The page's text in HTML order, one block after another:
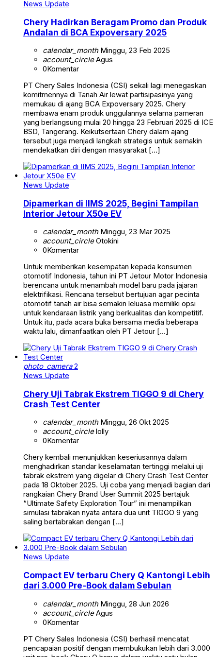
News Update
Chery Hadirkan Beragam Promo dan Produk
Andalan di BCA Expoversary 2025
calendar_monthMinggu, 23 Feb 2025
account_circleAgus
0Komentar
PT Chery Sales Indonesia (CSI) sekali lagi menegaskan
komitmennya di Tanah Air lewat partisipasinya yang
memukau di ajang BCA Expoversary 2025. Chery
membawa enam produk unggulannya selama pameran
yang berlangsung mulai 20 hingga 23 Februari 2025 di ICE
BSD, Tangerang. Keikutsertaan Chery dalam ajang
tersebut juga menjadi langkah strategis untuk semakin
mendekatkan diri dengan masyarakat […]
News Update
Dipamerkan di IIMS 2025, Begini Tampilan
Interior Jetour X50e EV
calendar_monthMinggu, 23 Mar 2025
account_circleOtokini
0Komentar
Untuk memberikan kesempatan kepada konsumen
otomotif Indonesia, tahun ini PT Jetour Motor Indonesia
berencana untuk menambah model baru pada jajaran
elektrifikasi. Rencana tersebut bertujuan agar pecinta
otomotif tanah air bisa semakin leluasa memiliki opsi
untuk kendaraan listrik yang berkualitas dan kompetitif.
Untuk itu, pada acara buka bersama media beberapa
waktu lalu, dimanfaatkan oleh PT Jetour […]
photo_camera2
News Update
Chery Uji Tabrak Ekstrem TIGGO 9 di Chery
Crash Test Center
calendar_monthMinggu, 26 Okt 2025
account_circlelolly
0Komentar
Chery kembali menunjukkan keseriusannya dalam
menghadirkan standar keselamatan tertinggi melalui uji
tabrak ekstrem yang digelar di Chery Crash Test Center
pada 18 Oktober 2025. Uji coba yang menjadi bagian dari
rangkaian Chery Brand User Summit 2025 bertajuk
“Ultimate Safety Exploration Tour” ini menampilkan
simulasi tabrakan nyata antara dua unit TIGGO 9 yang
saling bertabrakan dengan […]
News Update
Compact EV terbaru Chery Q Kantongi Lebih
dari 3.000 Pre-Book dalam Sebulan
calendar_monthMinggu, 28 Jun 2026
account_circleAgus
0Komentar
PT Chery Sales Indonesia (CSI) berhasil mencatat
pencapaian positif dengan membukukan lebih dari 3.000